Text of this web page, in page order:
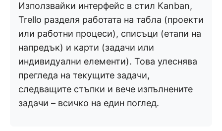
Използвайки интерфейс в стил Kanban,
Trello разделя работата на табла (проекти
или работни процеси), списъци (етапи на
напредък) и карти (задачи или
индивидуални елементи). Това улеснява
прегледа на текущите задачи,
следващите стъпки и вече изпълнените
задачи – всичко на един поглед.